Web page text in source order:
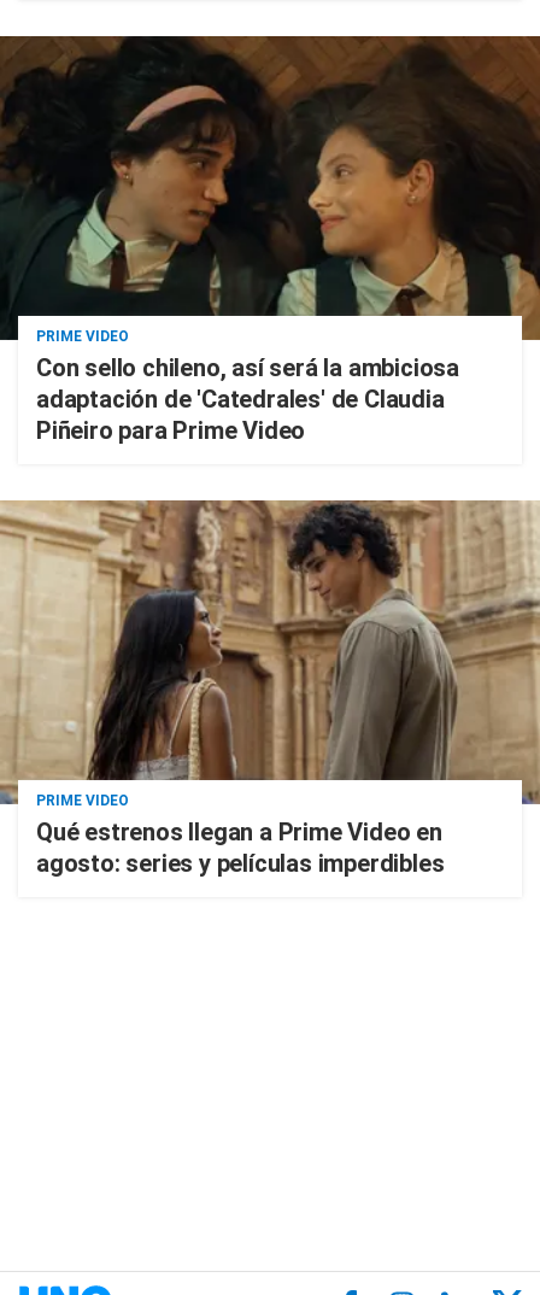
PRIME VIDEO
Con sello chileno, así será la ambiciosa
adaptación de 'Catedrales' de Claudia
Piñeiro para Prime Video
PRIME VIDEO
Qué estrenos llegan a Prime Video en
agosto: series y películas imperdibles